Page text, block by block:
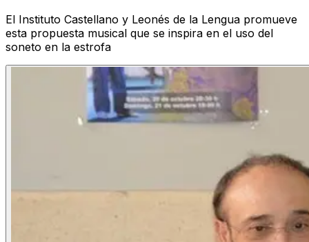
El Instituto Castellano y Leonés de la Lengua promueve
esta propuesta musical que se inspira en el uso del
soneto en la estrofa